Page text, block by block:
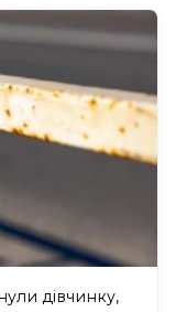
дівчинку,